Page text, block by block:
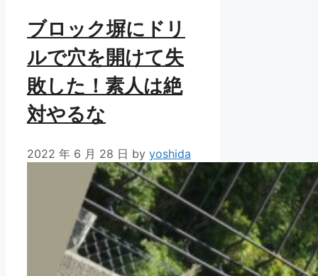
ブロック塀にドリ
ルで穴を開けて失
敗した！素人は絶
対やるな
2022 年 6 月 28 日 by yoshida